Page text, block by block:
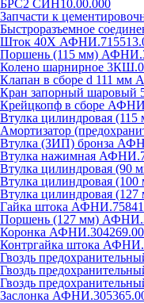
БРС2 СИН10.00.000
Запчасти к
Быстроразъемное
Шток 40Х
Поршень (115 мм)
Колено шарнирное
Клапан в сборе d 111 мм
Кран запорный шаровый
Крейцкопф в сборе
Втулка цилиндровая
Амортизатор
Втулка (ЗИП) бронза
Втулка нажимная
Втулка цилиндровая (90
Втулка цилиндровая
Втулка цилиндровая
Гайка штока
Поршень (127 мм)
Коронка
Контргайка штока
Гвоздь
Гвоздь
Гвоздь
Заслонка